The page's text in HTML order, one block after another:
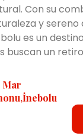
Con su
y
es un
buscan un
Mar